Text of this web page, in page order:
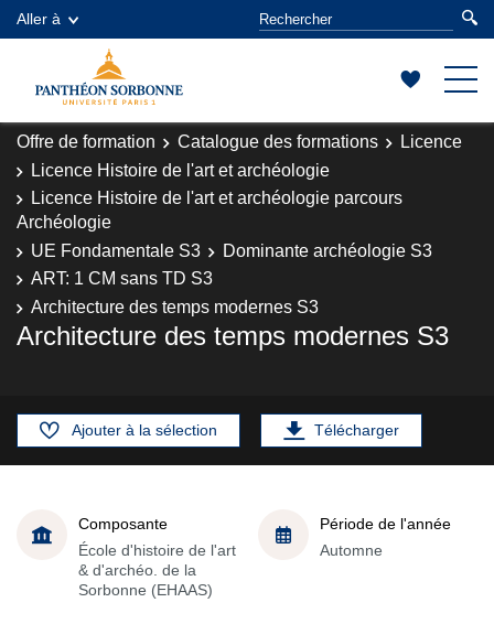
Aller à
Offre de formation Catalogue des formations
Licence
Licence Histoire de l'art et archéologie
Licence Histoire de l'art et archéologie parcours
Archéologie
UE Fondamentale S3
Dominante archéologie S3
ART: 1 CM sans TD S3
Architecture des temps modernes S3
Architecture des temps modernes S3
Ajouter à la sélection Télécharger
Composante
École d'histoire de l'art
& d'archéo. de la
Sorbonne (EHAAS)
Période de l'année
Automne